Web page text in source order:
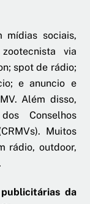
mídias sociais,
via
spot de rádio;
e anuncio e
Além disso,
Conselhos
Muitos
rádio, outdoor,
da